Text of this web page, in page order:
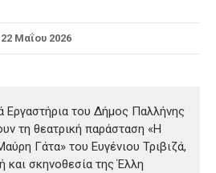
22 Μαΐου 2026
Εργαστήρια του Δήμος Παλλήνης
τη θεατρική παράσταση «Η
Γάτα» του Ευγένιου Τριβιζά,
και σκηνοθεσία της Έλλη